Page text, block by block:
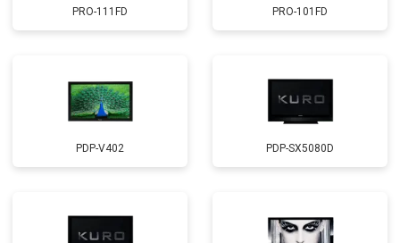
PRO-111FD PRO-101FD
PDP-V402 PDP-SX5080D